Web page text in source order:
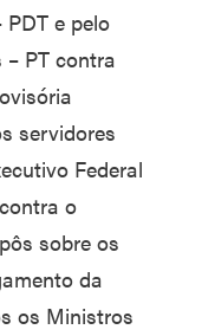
e pelo
– PT contra
servidores
Federal
o
sobre os
da
os Ministros